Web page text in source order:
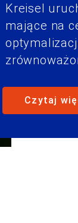
Kreisel
mające na
Czytaj